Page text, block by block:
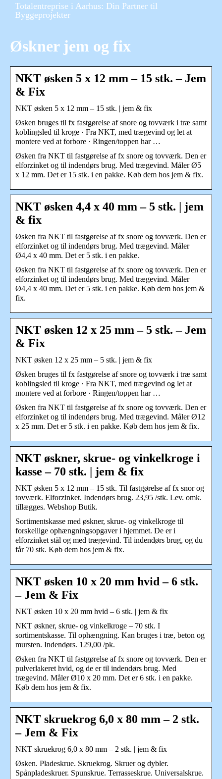
Totalentreprise i Aarhus: Din Partner til
Byggeprojekter
Øskner jem og fix
NKT øsken 5 x 12 mm – 15 stk. – Jem
& Fix
NKT øsken 5 x 12 mm – 15 stk. | jem & fix
Øsken bruges til fx fastgørelse af snore og tovværk i træ samt
koblingsled til kroge · Fra NKT, med trægevind og let at
montere ved at forbore · Ringen/toppen har …
Øsken fra NKT til fastgørelse af fx snore og tovværk. Den er
elforzinket og til indendørs brug. Med trægevind. Måler Ø5
x 12 mm. Det er 15 stk. i en pakke. Køb dem hos jem & fix.
NKT øsken 4,4 x 40 mm – 5 stk. | jem
& fix
Øsken fra NKT til fastgørelse af fx snore og tovværk. Den er
elforzinket og til indendørs brug. Med trægevind. Måler
Ø4,4 x 40 mm. Det er 5 stk. i en pakke.
Øsken fra NKT til fastgørelse af fx snore og tovværk. Den er
elforzinket og til indendørs brug. Med trægevind. Måler
Ø4,4 x 40 mm. Det er 5 stk. i en pakke. Køb dem hos jem &
fix.
NKT øsken 12 x 25 mm – 5 stk. – Jem
& Fix
NKT øsken 12 x 25 mm – 5 stk. | jem & fix
Øsken bruges til fx fastgørelse af snore og tovværk i træ samt
koblingsled til kroge · Fra NKT, med trægevind og let at
montere ved at forbore · Ringen/toppen har …
Øsken fra NKT til fastgørelse af fx snore og tovværk. Den er
elforzinket og til indendørs brug. Med trægevind. Måler Ø12
x 25 mm. Det er 5 stk. i en pakke. Køb dem hos jem & fix.
NKT øskner, skrue- og vinkelkroge i
kasse – 70 stk. | jem & fix
NKT øsken 5 x 12 mm – 15 stk. Til fastgørelse af fx snor og
tovværk. Elforzinket. Indendørs brug. 23,95 /stk. Lev. omk.
tillægges. Webshop Butik.
Sortimentskasse med øskner, skrue- og vinkelkroge til
forskellige ophængningsopgaver i hjemmet. De er i
elforzinket stål og med trægevind. Til indendørs brug, og du
får 70 stk. Køb dem hos jem & fix.
NKT øsken 10 x 20 mm hvid – 6 stk.
– Jem & Fix
NKT øsken 10 x 20 mm hvid – 6 stk. | jem & fix
NKT øskner, skrue- og vinkelkroge – 70 stk. I
sortimentskasse. Til ophængning. Kan bruges i træ, beton og
mursten. Indendørs. 129,00 /pk.
Øsken fra NKT til fastgørelse af fx snore og tovværk. Den er
pulverlakeret hvid, og de er til indendørs brug. Med
trægevind. Måler Ø10 x 20 mm. Det er 6 stk. i en pakke.
Køb dem hos jem & fix.
NKT skruekrog 6,0 x 80 mm – 2 stk.
– Jem & Fix
NKT skruekrog 6,0 x 80 mm – 2 stk. | jem & fix
Øsken. Pladeskrue. Skruekrog. Skruer og dybler.
Spånpladeskruer. Spunskrue. Terrasseskrue. Universalskrue.